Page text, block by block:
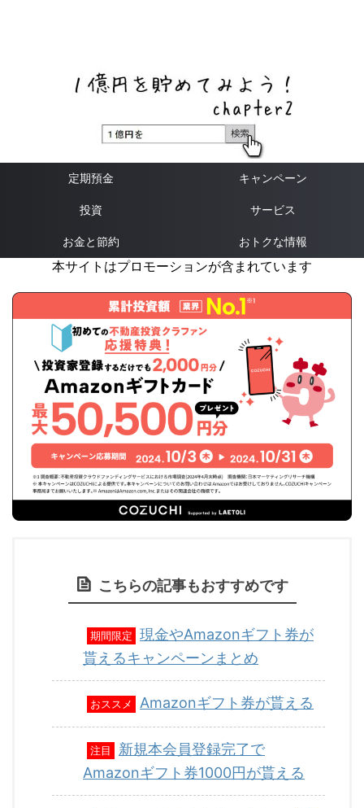
定期預金 キャンペーン
投資 サービス
お金と節約 おトクな情報
本サイトはプロモーションが含まれています
こちらの記事もおすすめです
期間限定
現金やAmazonギフト券が
貰えるキャンペーンまとめ
おススメ Amazonギフト券が貰える
注目
新規本会員登録完了で
Amazonギフト券1000円が貰える